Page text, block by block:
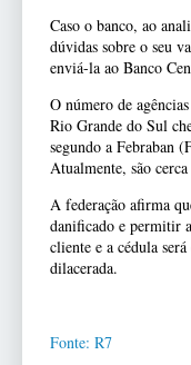
Caso o banco, ao
dúvidas sobre o seu
enviá-la ao Banco
O número de
Rio Grande do Sul
segundo a Febraban
Atualmente, são
A federação afirma
danificado e permitir
cliente e a cédula
dilacerada.
Fonte: R7